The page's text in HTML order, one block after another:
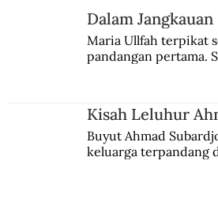
Preambul Piala Dunia
Dalam
Maria Ullfah terpikat
pandangan pertama.
Kisah Leluhur
Buyut Ahmad
keluarga terpandang